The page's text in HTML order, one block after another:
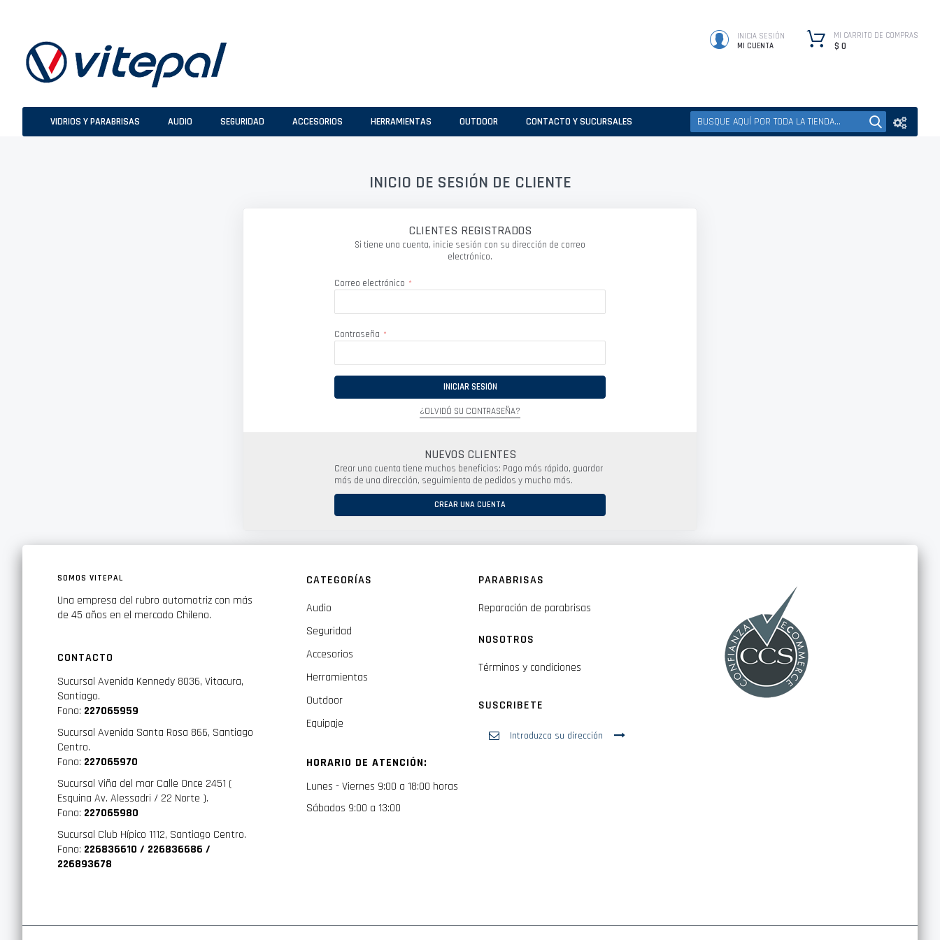
INICIA SESIÓN
MI CUENTA
MI CARRITO DE COMPRAS
$ 0
VIDRIOS Y PARABRISAS AUDIO SEGURIDAD ACCESORIOS HERRAMIENTAS OUTDOOR CONTACTO Y SUCURSALES
INICIO DE SESIÓN DE CLIENTE
CLIENTES REGISTRADOS
Si tiene una cuenta, inicie sesión con su dirección de correo
electrónico.
Correo electrónico
Contraseña
INICIAR SESIÓN
¿OLVIDÓ SU CONTRASEÑA?
NUEVOS CLIENTES
Crear una cuenta tiene muchos beneficios: Pago más rápido, guardar
más de una dirección, seguimiento de pedidos y mucho más.
CREAR UNA CUENTA
SOMOS VITEPAL
Una empresa del rubro automotriz con más
de 45 años en el mercado Chileno.
CONTACTO
Sucursal Avenida Kennedy 8036, Vitacura,
Santiago.
Fono: 227065959
Sucursal Avenida Santa Rosa 866, Santiago
Centro.
Fono: 227065970
Sucursal Viña del mar Calle Once 2451 (
Esquina Av. Alessadri / 22 Norte ).
Fono: 227065980
Sucursal Club Hípico 1112, Santiago Centro.
Fono: 226836610 / 226836686 /
226893678
CATEGORÍAS
Audio
Seguridad
Accesorios
Herramientas
Outdoor
Equipaje
HORARIO DE ATENCIÓN:
Lunes - Viernes 9:00 a 18:00 horas
Sábados 9:00 a 13:00
PARABRISAS
Reparación de parabrisas
NOSOTROS
Términos y condiciones
SUSCRIBETE